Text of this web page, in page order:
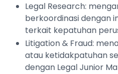
Legal Research:
berkoordinasi dengan
terkait kepatuhan
Litigation & Fraud:
atau ketidakpatuhan
dengan Legal Junior